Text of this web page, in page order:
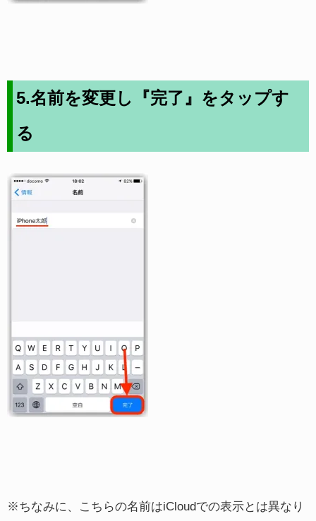
5.名前を変更し『完了』をタップす
る
※ちなみに、こちらの名前はiCloudでの表示とは異なり